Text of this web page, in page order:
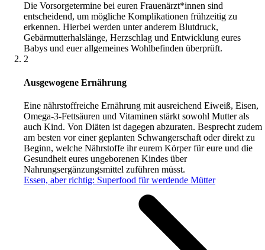
Die Vorsorgetermine bei euren Frauenärzt*innen sind
entscheidend, um mögliche Komplikationen frühzeitig zu
erkennen. Hierbei werden unter anderem Blutdruck,
Gebärmutterhalslänge, Herzschlag und Entwicklung eures
Babys und euer allgemeines Wohlbefinden überprüft.
2
Ausgewogene Ernährung
Eine nährstoffreiche Ernährung mit ausreichend Eiweiß, Eisen,
Omega-3-Fettsäuren und Vitaminen stärkt sowohl Mutter als
auch Kind. Von Diäten ist dagegen abzuraten. Besprecht zudem
am besten vor einer geplanten Schwangerschaft oder direkt zu
Beginn, welche Nährstoffe ihr eurem Körper für eure und die
Gesundheit eures ungeborenen Kindes über
Nahrungsergänzungsmittel zuführen müsst.
Essen, aber richtig: Superfood für werdende Mütter